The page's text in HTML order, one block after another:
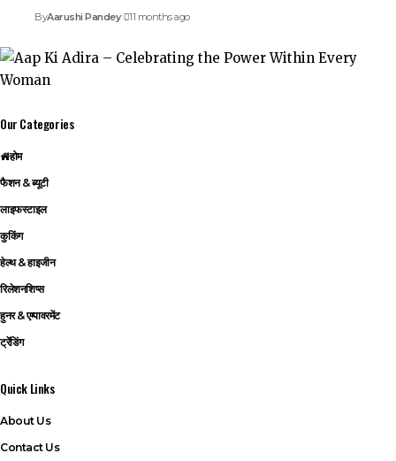
ByAarushi Pandey 11 months ago
Our Categories
होम
फैशन & ब्यूटी
लाइफस्टाइल
कुकिंग
हेल्थ & हाइजीन
रिलेशनशिप्स
हुनर & एम्पावरमेंट
ट्रेंडिंग
Quick Links
About Us
Contact Us